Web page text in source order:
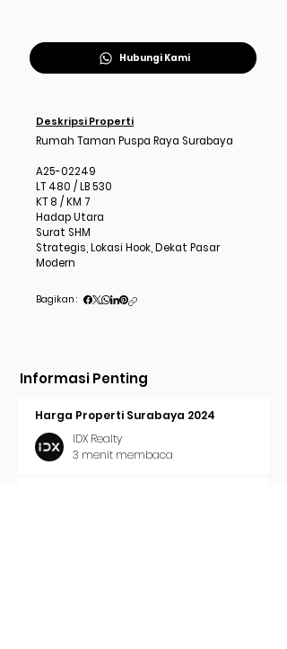
Hubungi Kami
Deskripsi Properti
Rumah Taman Puspa Raya Surabaya
A25-02249
LT 480 / LB 530
KT 8 / KM 7
Hadap Utara
Surat SHM
Strategis, Lokasi Hook, Dekat Pasar
Modern
Bagikan :
Informasi Penting
Harga Properti Surabaya 2024
IDX Realty
3 menit membaca